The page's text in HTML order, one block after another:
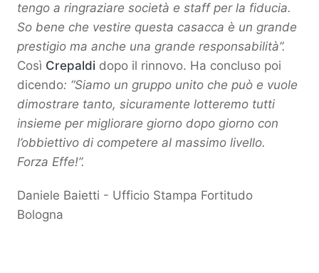
tengo a ringraziare società e staff per la fiducia.
So bene che vestire questa casacca è un grande
prestigio ma anche una grande responsabilità”.
Così Crepaldi dopo il rinnovo. Ha concluso poi
dicendo: “Siamo un gruppo unito che può e vuole
dimostrare tanto, sicuramente lotteremo tutti
insieme per migliorare giorno dopo giorno con
l’obbiettivo di competere al massimo livello.
Forza Effe!”.
Daniele Baietti - Ufficio Stampa Fortitudo
Bologna